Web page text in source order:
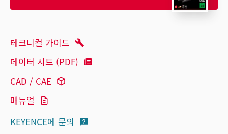
테크니컬 가이드
데이터 시트 (PDF)
CAD / CAE
매뉴얼
KEYENCE에 문의